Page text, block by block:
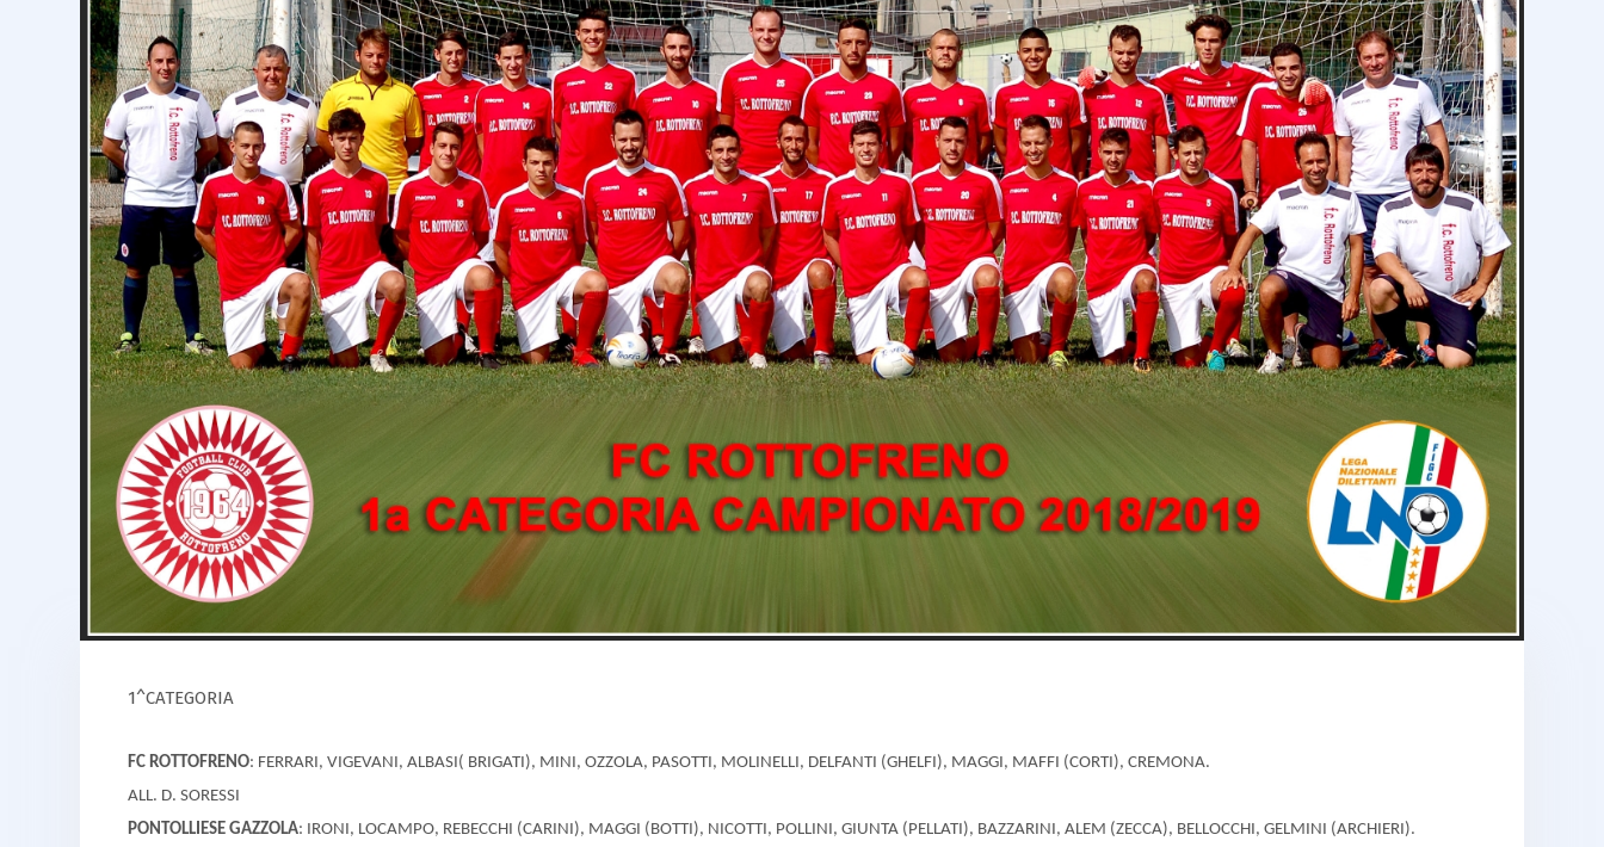
1^CATEGORIA
FC ROTTOFRENO: FERRARI, VIGEVANI, ALBASI( BRIGATI), MINI, OZZOLA, PASOTTI, MOLINELLI, DELFANTI (GHELFI), MAGGI, MAFFI (CORTI), CREMONA.
ALL. D. SORESSI
PONTOLLIESE GAZZOLA: IRONI, LOCAMPO, REBECCHI (CARINI), MAGGI (BOTTI), NICOTTI, POLLINI, GIUNTA (PELLATI), BAZZARINI, ALEM (ZECCA), BELLOCCHI, GELMINI (ARCHIERI).